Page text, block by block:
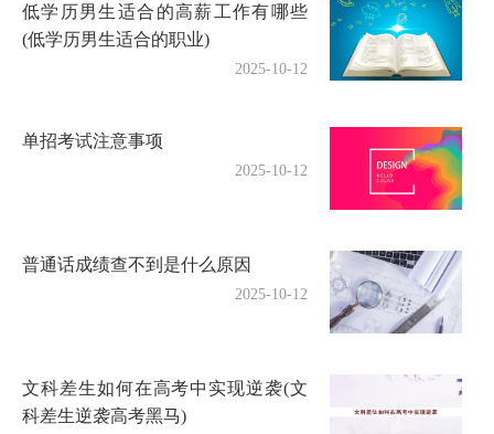
低学历男生适合的高薪工作有哪些
(低学历男生适合的职业)
2025-10-12
单招考试注意事项
2025-10-12
普通话成绩查不到是什么原因
2025-10-12
文科差生如何在高考中实现逆袭(文
科差生逆袭高考黑马)